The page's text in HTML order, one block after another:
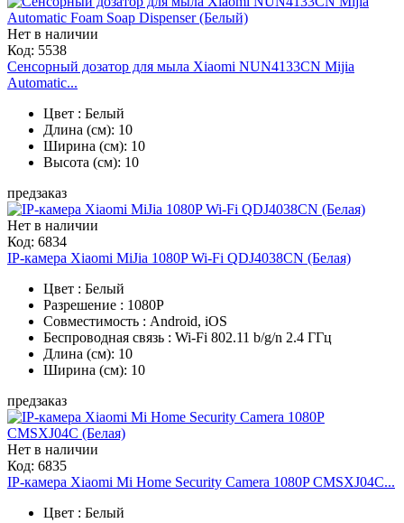
Нет в наличии
Код: 5538
Сенсорный дозатор для мыла Xiaomi NUN4133CN Mijia
Automatic...
Цвет : Белый
Длина (см): 10
Ширина (см): 10
Высота (см): 10
предзаказ
Нет в наличии
Код: 6834
IP-камера Xiaomi MiJia 1080P Wi-Fi QDJ4038CN (Белая)
Цвет : Белый
Разрешение : 1080P
Совместимость : Android, iOS
Беспроводная связь : Wi-Fi 802.11 b/g/n 2.4 ГГц
Длина (см): 10
Ширина (см): 10
предзаказ
Нет в наличии
Код: 6835
IP-камера Xiaomi Mi Home Security Camera 1080P CMSXJ04C...
Цвет : Белый